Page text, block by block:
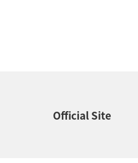
Official Site